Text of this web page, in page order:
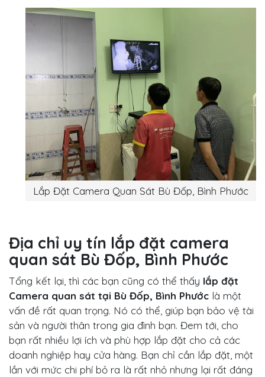
Lắp Đặt Camera Quan Sát Bù Đốp, Bình Phước
Địa chỉ uy tín lắp đặt camera
quan sát Bù Đốp, Bình Phước
Tổng kết lại, thì các bạn cũng có thể thấy lắp đặt
Camera quan sát tại Bù Đốp, Bình Phước là một
vấn đề rất quan trọng. Nó có thể, giúp bạn bảo vệ tài
sản và người thân trong gia đình bạn. Đem tới, cho
bạn rất nhiều lợi ích và phù hợp lắp đặt cho cả các
doanh nghiệp hay cửa hàng. Bạn chỉ cần lắp đặt, một
lần với mức chi phí bỏ ra là rất nhỏ nhưng lại rất đáng